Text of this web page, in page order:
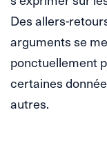
Des allers-
arguments se
ponctuellement
certaines
autres.